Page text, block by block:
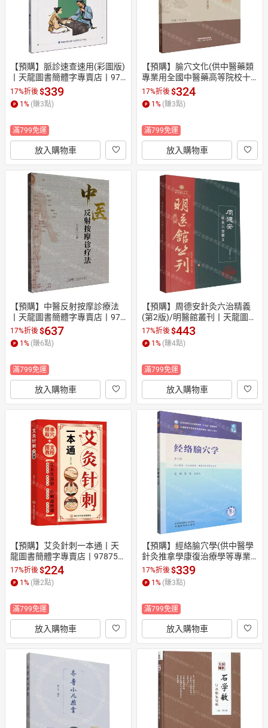
【預購】脈診速查速用(彩圖版)
丨天龍圖書簡體字專賣店丨978
7533574765 (tl2610)
17%折後$339
1% (賺3點)
滿799免運
放入購物車
【預購】腧穴文化(供中醫藥類
專業用全國中醫藥高等院校十
五五規劃教材)丨天龍圖書簡體
字專賣店丨9787524706601 (tl
2610)
17%折後$324
1% (賺3點)
滿799免運
放入購物車
【預購】中醫反射按摩診療法
丨天龍圖書簡體字專賣店丨978
7535986092 (tl2610)
17%折後$637
1 % (賺6點)
滿799免運
放入購物車
【預購】周德安針灸六治精義
(第2版)/明醫館叢刊丨天龍圖書
簡體字專賣店丨978757145054
0 (tl2610)
17%折後$443
1 % (賺4點)
滿799免運
放入購物車
【預購】艾灸針刺一本通丨天
龍圖書簡體字專賣店丨978757
2720963 (tl2610)
17%折後$224
1 % (賺2點)
滿799免運
放入購物車
【預購】經絡腧穴學(供中醫學
針灸推拿學康復治療學等專業
用第6版全國中醫藥行業高等教
育十五五規劃教材)丨天龍圖書
簡體字專賣店丨978752470517
17%折後$339
1 % (賺3點)
滿799免運
放入購物車